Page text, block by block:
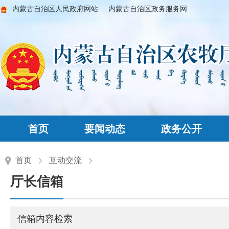
内蒙古自治区人民政府网站 内蒙古自治区政务服务网
首页 要闻动态 政务公开
首页 互动交流
厅长信箱
信箱内容检索